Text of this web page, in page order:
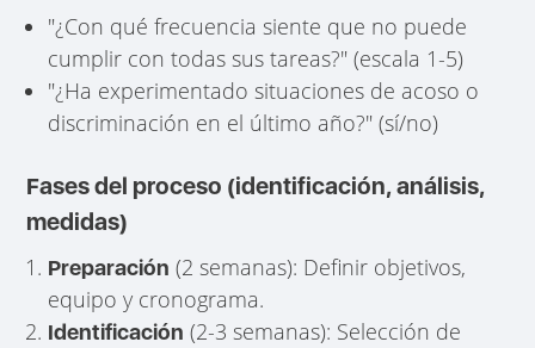
"¿Con qué frecuencia siente que no puede
cumplir con todas sus tareas?" (escala 1-5)
"¿Ha experimentado situaciones de acoso o
discriminación en el último año?" (sí/no)
Fases del proceso (identificación, análisis,
medidas)
Preparación (2 semanas): Definir objetivos,
equipo y cronograma.
Identificación (2-3 semanas): Selección de